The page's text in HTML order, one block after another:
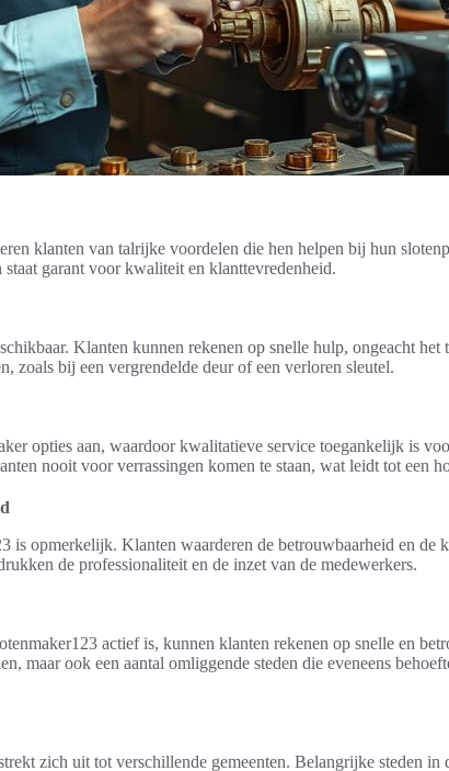
klanten van talrijke voordelen die hen helpen bij hun
garant voor kwaliteit en klanttevredenheid.
Klanten kunnen rekenen op snelle hulp, ongeacht het
zoals bij een vergrendelde deur of een verloren sleutel.
opties aan, waardoor kwalitatieve service toegankelijk is
nooit voor verrassingen komen te staan, wat leidt tot een
is opmerkelijk. Klanten waarderen de betrouwbaarheid en de
de professionaliteit en de inzet van de medewerkers.
actief is, kunnen klanten rekenen op snelle en
maar ook een aantal omliggende steden die eveneens
zich uit tot verschillende gemeenten. Belangrijke steden in